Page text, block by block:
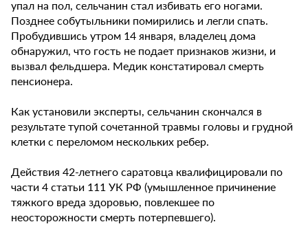
упал на пол, сельчанин стал избивать его ногами.
Позднее собутыльники помирились и легли спать.
Пробудившись утром 14 января, владелец дома
обнаружил, что гость не подает признаков жизни, и
вызвал фельдшера. Медик констатировал смерть
пенсионера.
Как установили эксперты, сельчанин скончался в
результате тупой сочетанной травмы головы и грудной
клетки с переломом нескольких ребер.
Действия 42-летнего саратовца квалифицировали по
части 4 статьи 111 УК РФ (умышленное причинение
тяжкого вреда здоровью, повлекшее по
неосторожности смерть потерпевшего).